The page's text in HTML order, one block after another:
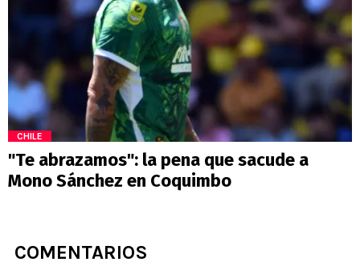
CHILE
"Te abrazamos": la pena que sacude a
Mono Sánchez en Coquimbo
COMENTARIOS